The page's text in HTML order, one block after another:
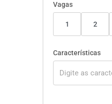
Vagas
1 2
Características